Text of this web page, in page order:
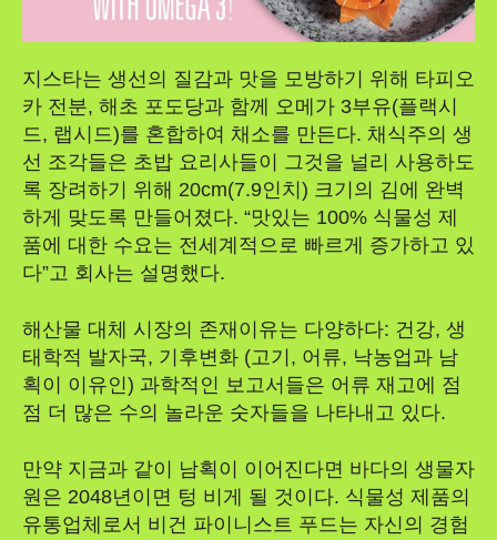
지스타는 생선의 질감과 맛을 모방하기 위해 타피오
카 전분, 해초 포도당과 함께 오메가 3부유(플랙시
드, 랩시드)를 혼합하여 채소를 만든다. 채식주의 생
선 조각들은 초밥 요리사들이 그것을 널리 사용하도
록 장려하기 위해 20cm(7.9인치) 크기의 김에 완벽
하게 맞도록 만들어졌다. “맛있는 100% 식물성 제
품에 대한 수요는 전세계적으로 빠르게 증가하고 있
다”고 회사는 설명했다.
해산물 대체 시장의 존재이유는 다양하다: 건강, 생
태학적 발자국, 기후변화 (고기, 어류, 낙농업과 남
획이 이유인) 과학적인 보고서들은 어류 재고에 점
점 더 많은 수의 놀라운 숫자들을 나타내고 있다.
만약 지금과 같이 남획이 이어진다면 바다의 생물자
원은 2048년이면 텅 비게 될 것이다. 식물성 제품의
유통업체로서 비건 파이니스트 푸드는 자신의 경험